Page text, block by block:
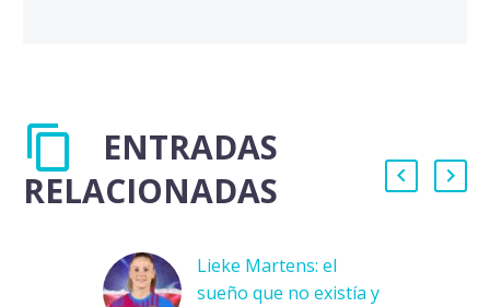
ENTRADAS
RELACIONADAS
Lieke Martens: el
sueño que no existía y